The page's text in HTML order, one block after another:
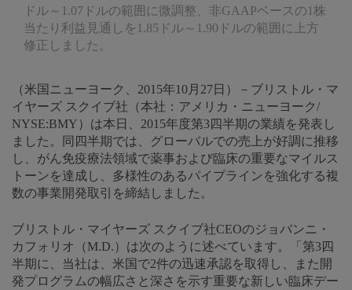
ドル～1.07ドルの範囲に微調整、非GAAPベースの1株
当たり利益見通しを1.85ドル～1.90ドルの範囲に上方
修正しました。
（米国ニューヨーク、2015年10月27日）－ブリストル・マ
イヤーズ スクイブ社（本社：アメリカ・ニューヨーク/
NYSE:BMY）は本日、2015年度第3四半期の業績を発表し
ました。同四半期では、グローバルでの売上が好調に推移
し、がん免疫療法領域で薬事および臨床の重要なマイルス
トーンを達成し、多様性のあるパイプラインを強化する複
数の事業開発取引を締結しました。
ブリストル・マイヤーズ スクイブ社CEOのジョバンニ・
カフォリオ（M.D.）は次のように述べています。「第3四
半期に、当社は、米国で2件の迅速承認を取得し、また開
発プログラムの幅広さと深さを示す重要な新しい臨床デー